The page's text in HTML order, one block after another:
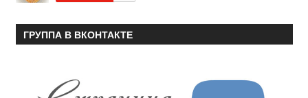
ГРУППА В ВКОНТАКТЕ